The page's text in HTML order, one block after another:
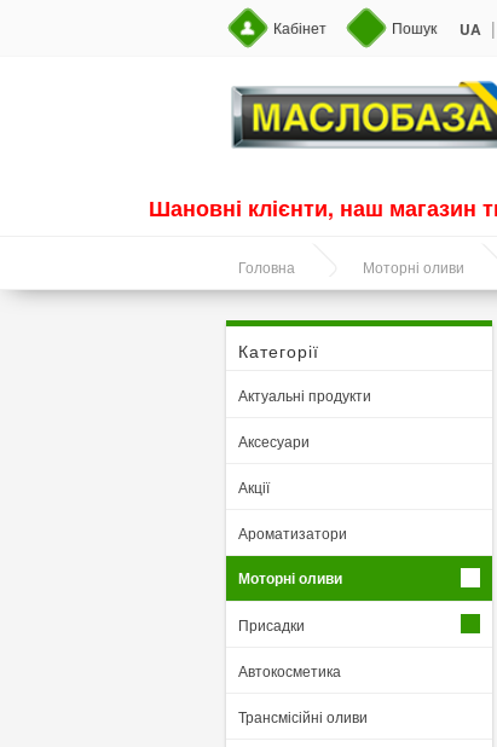
Кабінет Пошук UA |
Шановні клієнти, наш
Головна Моторні оливи
Категорії
Актуальні продукти
Аксесуари
Акції
Ароматизатори
Моторні оливи
Присадки
Автокосметика
Трансмісійні оливи